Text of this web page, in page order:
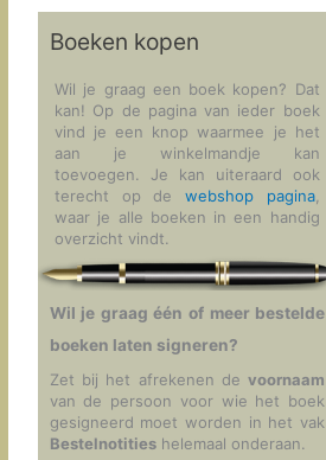
Boeken kopen
Wil je graag een boek kopen? Dat
kan! Op de pagina van ieder boek
vind je een knop waarmee je het
aan je winkelmandje kan
toevoegen. Je kan uiteraard ook
terecht op dewebshop pagina,
waar je alle boeken in een handig
overzicht vindt.
Wil je graag één of meer bestelde
boeken laten signeren?
Zet bij het afrekenen devoornaam
van de persoon voor wie het boek
gesigneerd moet worden in het vak
Bestelnotitieshelemaal onderaan.